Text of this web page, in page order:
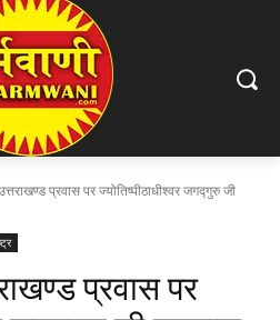
प्रवास पर ज्योतिष्पीठाधीश्वर जगद्गुरु जी
प्रवास पर